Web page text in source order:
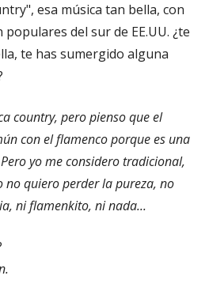
esa música tan bella, con
del sur de EE.UU. ¿te
te has sumergido alguna
country, pero pienso que el
con el flamenco porque es una
yo me considero tradicional,
no quiero perder la pureza, no
ni flamenkito, ni nada...